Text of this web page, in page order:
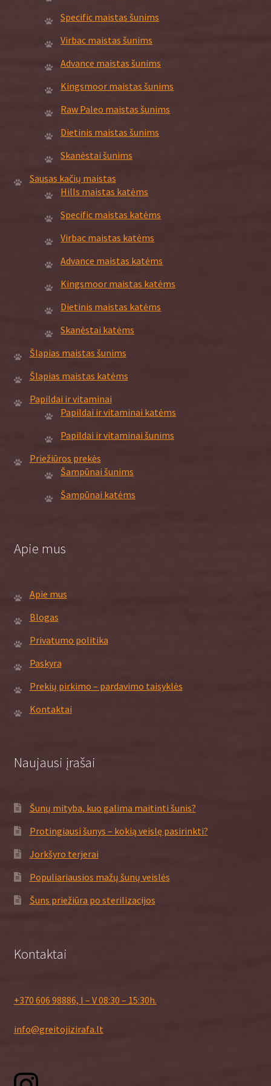
Specific maistas šunims
Virbac maistas šunims
Advance maistas šunims
Kingsmoor maistas šunims
Raw Paleo maistas šunims
Dietinis maistas šunims
Skanėstai šunims
Sausas kačių maistas
Hills maistas katėms
Specific maistas katėms
Virbac maistas katėms
Advance maistas katėms
Kingsmoor maistas katėms
Dietinis maistas katėms
Skanėstai katėms
Šlapias maistas šunims
Šlapias maistas katėms
Papildai ir vitaminai
Papildai ir vitaminai katėms
Papildai ir vitaminai šunims
Priežiūros prekės
Šampūnai šunims
Šampūnai katėms
Apie mus
Apie mus
Blogas
Privatumo politika
Paskyra
Prekių pirkimo – pardavimo taisyklės
Kontaktai
Naujausi įrašai
Šunų mityba, kuo galima maitinti šunis?
Protingiausi šunys – kokią veislę pasirinkti?
Jorkšyro terjerai
Populiariausios mažų šunų veislės
Šuns priežiūra po sterilizacijos
Kontaktai
+370 606 98886, I – V 08:30 – 15:30h.
info@greitojizirafa.lt